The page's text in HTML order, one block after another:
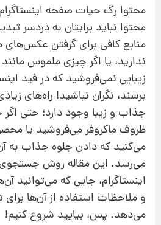
محتوا رگ حیات صفحه
محتوا نباید برایتان به‌ دردسر
منابع کافی برای گرفتن عکس‌های
ندارید، یا اگر چیزی ملموس
زیبایی نمی‌فروشید که در فید
برسند، نگران نباشید! راه‌های
جذاب و زیبا وجود دارد؛ حتی
ظروف ماکروفر می‌فروشید یا
می‌کنید که دادن جلوه جذاب به
می‌رسد. این مقاله روش جستجوی
اینستاگرام، جایی که می‌توانید
و ملاحظات استفاده از آن‌ها برای
می‌دهد. پس، بیایید شروع کنیم!